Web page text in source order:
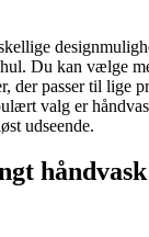
Du kan vælge
der passer til lige
valg er
udseende.